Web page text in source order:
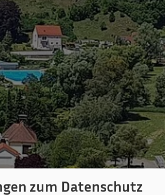
zum Datenschutz